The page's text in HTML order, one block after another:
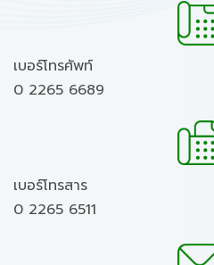
เบอร์โทรศัพท์
0 2265 6689
เบอร์โทรสาร
0 2265 6511